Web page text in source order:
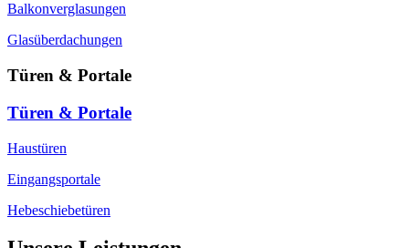
Balkonverglasungen
Glasüberdachungen
Türen & Portale
Türen & Portale
Haustüren
Eingangsportale
Hebeschiebetüren